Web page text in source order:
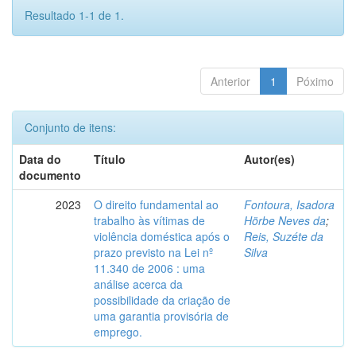
Resultado 1-1 de 1.
Anterior 1 Póximo
Conjunto de itens:
Data do
documento
Título Autor(es)
2023
O direito fundamental ao
trabalho às vítimas de
violência doméstica após o
prazo previsto na Lei nº
11.340 de 2006 : uma
análise acerca da
possibilidade da criação de
uma garantia provisória de
emprego.
Fontoura, Isadora
Hörbe Neves da;
Reis, Suzéte da
Silva